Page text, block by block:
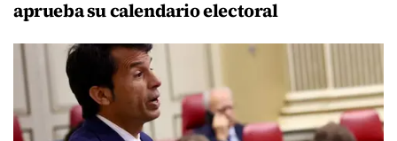
aprueba su calendario electoral